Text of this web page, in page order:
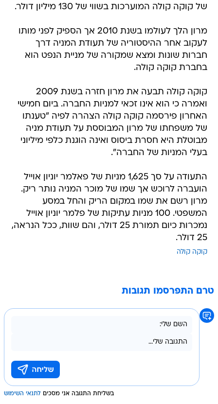
של קוקה קולה המוערכות בשווי של 130 מיליון דולר.
מרון הלך לעולמו בשנת 2010 אך הספיק לפני מותו
לעקוב אחר ההיסטוריה של תעודת המניה דרך
חברות שונות ומצא שמקורה של מניית הנפט הוא
בחברת קוקה קולה.
קוקה קולה תבעה את מרון חזרה בשנת 2009
ואמרה כי הוא אינו זכאי למניות החברה. ביום חמישי
האחרון פירסמה קוקה קולה הצהרה לפיה "טענתו
של משפחתו של מרון המבוססת על תעודת מניה
מבוטלת היא חסרת ביסוס ואינה הוגנת כלפי מיליוני
בעלי המניות של החברה".
התעודה על סך 1,625 מניות של פאלמר יוניון אוייל
הועברה לרוכש אך שמו של מוכר המניה נותר ריק.
מרון רשם את שמו במקום הריק והחל במסע
המשפטי. 100 מניות עתיקות של פלמר יוניון אוייל
נמכרות כיום תמורת 25 דולר, והם שוות, ככל הנראה,
25 דולר.
קוקה קולה
טרם התפרסמו תגובות
בשליחת התגובה אני מסכים לתנאי השימוש